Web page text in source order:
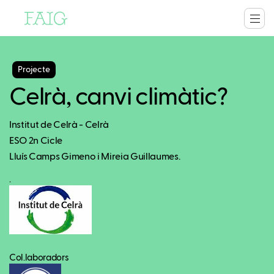
Projecte
Celrà, canvi climàtic?
Institut de Celrà - Celrà
ESO 2n Cicle
Lluís Camps Gimeno i Mireia Guillaumes.
.
Col.laboradors